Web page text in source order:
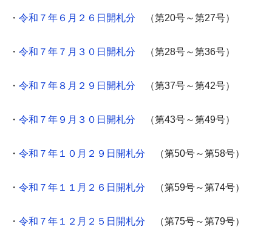
・ 令和７年６月２６日開札分 （第20号～第27号）
・ 令和７年７月３０日開札分 （第28号～第36号）
・ 令和７年８月２９日開札分 （第37号～第42号）
・ 令和７年９月３０日開札分 （第43号～第49号）
・ 令和７年１０月２９日開札分 （第50号～第58号）
・ 令和７年１１月２６日開札分 （第59号～第74号）
・ 令和７年１２月２５日開札分 （第75号～第79号）